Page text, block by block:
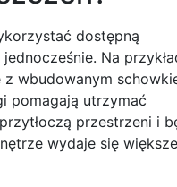
dostępną
Na
z wbudowanym
pomagają utrzymać
przestrzeni i
wydaje się